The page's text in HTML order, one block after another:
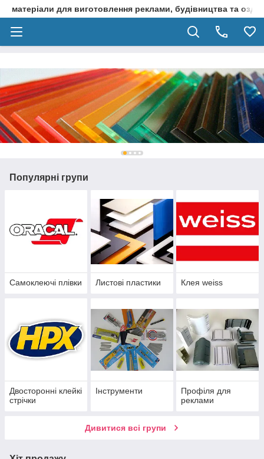
матеріали для виготовлення реклами, будівництва та
Популярні групи
Самоклеючі плівки Листові пластики Клея weiss
Двосторонні клейкі
стрічки
Інструменти
Профіля для
реклами
Дивитися всі групи